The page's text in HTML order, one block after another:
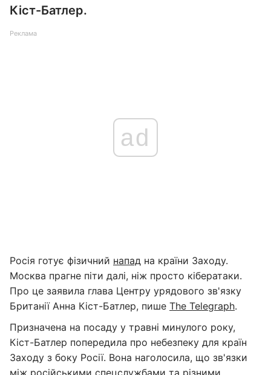
Кіст-Батлер.
Реклама
ad
Росія готує фізичний напад на країни Заходу.
Москва прагне піти далі, ніж просто кібератаки.
Про це заявила глава Центру урядового зв'язку
Британії Анна Кіст-Батлер, пише The Telegraph.
Призначена на посаду у травні минулого року,
Кіст-Батлер попередила про небезпеку для країн
Заходу з боку Росії. Вона наголосила, що зв'язки
між російськими спецслужбами та різними